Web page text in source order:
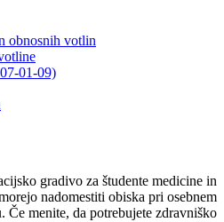
obnosnih votlin
01-09)
gradivo za študente medicine in
nadomestiti obiska pri osebnem
Če menite, da potrebujete zdravniško